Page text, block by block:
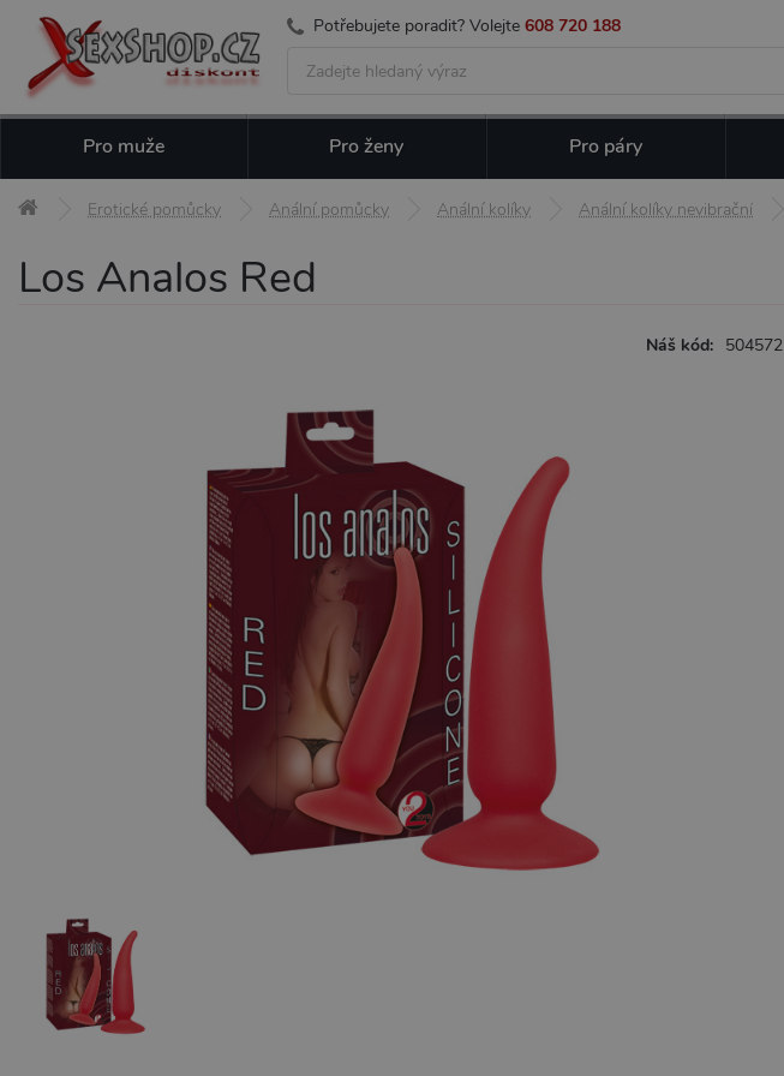
Potřebujete poradit? Volejte 608 720 188
Pro muže Pro ženy Pro páry
Erotické pomůcky Anální pomůcky Anální kolíky Anální kolíky nevibrační
Los Analos Red
Náš kód: 504572